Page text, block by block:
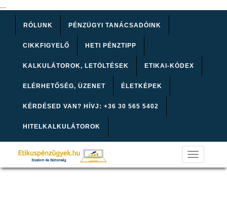
...
RÓLUNK PÉNZÜGYI TANÁCSADÓINK
CIKKFIGYELŐ HETI PÉNZTIPP
KALKULÁTOROK, LETÖLTÉSEK ETIKAI-KÓDEX
ELÉRHETŐSÉG, ÜZENET ÉLETKÉPEK
KÉRDÉSED VAN? HÍVJ: +36 30 565 5402
HITELKALKULÁTOROK
Toggle
navigation